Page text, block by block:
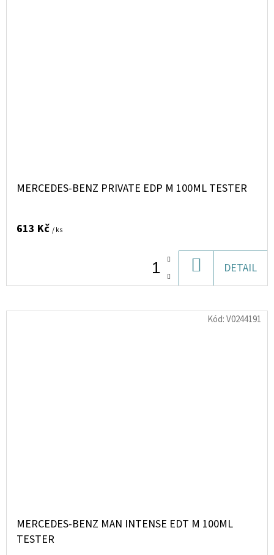
MERCEDES-BENZ PRIVATE EDP M 100ML TESTER
613 Kč / ks
KOŠÍKU
DETAIL
MERCEDES-BENZ MAN INTENSE EDT M 100ML
TESTER
Kód:V0244191